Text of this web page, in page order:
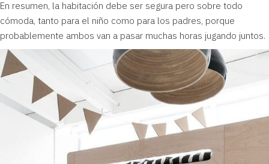
En resumen, la habitación debe ser segura pero sobre todo
cómoda, tanto para el niño como para los padres, porque
probablemente ambos van a pasar muchas horas jugando juntos.